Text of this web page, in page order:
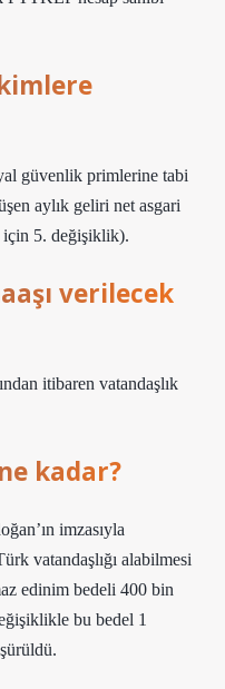
güvenlik primlerine tabi
aylık geliri net asgari
için 5. değişiklik).
verilecek
itibaren vatandaşlık
kadar?
imzasıyla
vatandaşlığı alabilmesi
edinim bedeli 400 bin
bu bedel 1